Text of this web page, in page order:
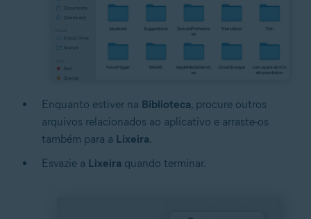
Enquanto estiver na Biblioteca, procure outros
arquivos relacionados ao aplicativo e arraste-os
também para a Lixeira.
Esvazie a Lixeira quando terminar.